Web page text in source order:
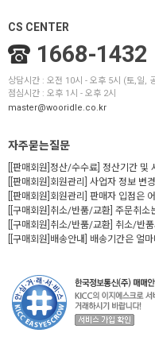
CS CENTER
1668-1432
상담시간 : 오전 10시 - 오후 5시 (토,일,
점심시간 : 오후 1시 - 오후 2시
master@wooridle.co.kr
자주묻는질문
[[판매회원]정산/수수료] 정산기간 및
[[판매회원]회원관리] 사업자 정보 변
[[판매회원]회원관리] 판매자 입점은
[[구매회원]취소/반품/교환] 주문취소
[[구매회원]취소/반품/교환] 취소/반
[[구매회원]배송안내] 배송기간은 얼